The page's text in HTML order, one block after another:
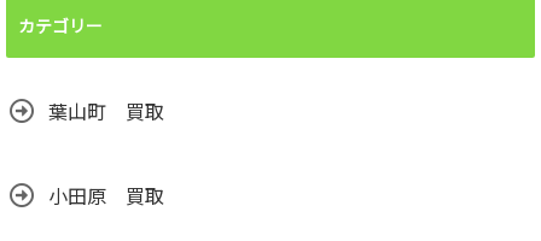
せんか？汚れても
売れます！
カテゴリー
葉山町 買取
小田原 買取